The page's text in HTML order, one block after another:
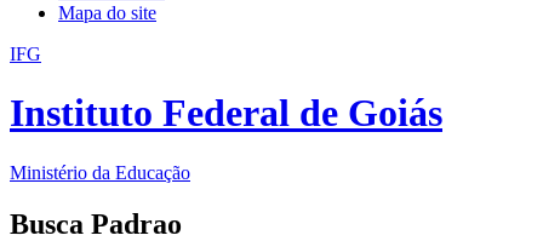
Mapa do site
IFG
Instituto Federal de Goiás
Ministério da Educação
Busca Padrao